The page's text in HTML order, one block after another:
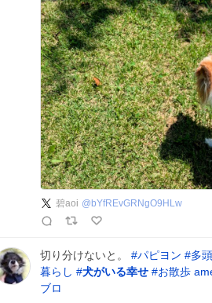
碧aoi @ bYfREvGRNgO9HLw
切り分けないと。 #パピヨン #多
暮らし #犬がいる幸せ #お散歩
ブロ